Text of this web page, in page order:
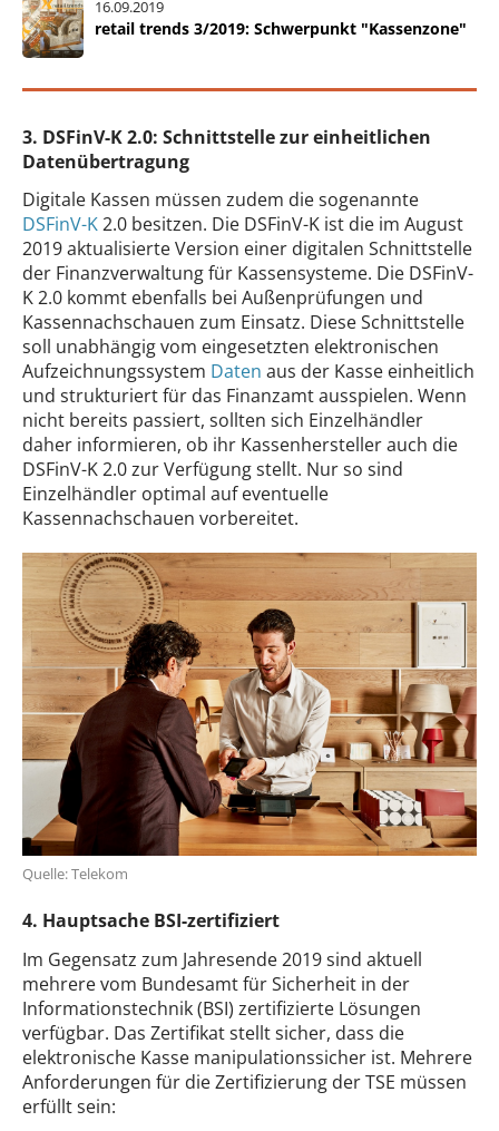
16.09.2019
retail trends 3/2019: Schwerpunkt "Kassenzone"
3. DSFinV-K 2.0: Schnittstelle zur einheitlichen
Datenübertragung
Digitale Kassen müssen zudem die sogenannte
DSFinV-K2.0 besitzen. Die DSFinV-K ist die im August
2019 aktualisierte Version einer digitalen Schnittstelle
der Finanzverwaltung für Kassensysteme. Die DSFinV-
K 2.0 kommt ebenfalls bei Außenprüfungen und
Kassennachschauen zum Einsatz. Diese Schnittstelle
soll unabhängig vom eingesetzten elektronischen
Aufzeichnungssystem Daten aus der Kasse einheitlich
und strukturiert für das Finanzamt ausspielen. Wenn
nicht bereits passiert, sollten sich Einzelhändler
daher informieren, ob ihr Kassenhersteller auch die
DSFinV-K 2.0 zur Verfügung stellt. Nur so sind
Einzelhändler optimal auf eventuelle
Kassennachschauen vorbereitet.
Quelle: Telekom
4. Hauptsache BSI-zertifiziert
Im Gegensatz zum Jahresende 2019 sind aktuell
mehrere vom Bundesamt für Sicherheit in der
Informationstechnik (BSI) zertifizierte Lösungen
verfügbar. Das Zertifikat stellt sicher, dass die
elektronische Kasse manipulationssicher ist. Mehrere
Anforderungen für die Zertifizierung der TSE müssen
erfüllt sein: